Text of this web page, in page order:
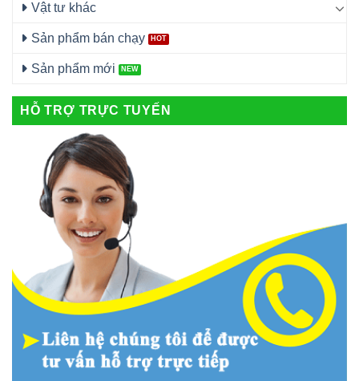
Vật tư khác
Sản phẩm bán chạy
Sản phẩm mới
HỖ TRỢ TRỰC TUYẾN